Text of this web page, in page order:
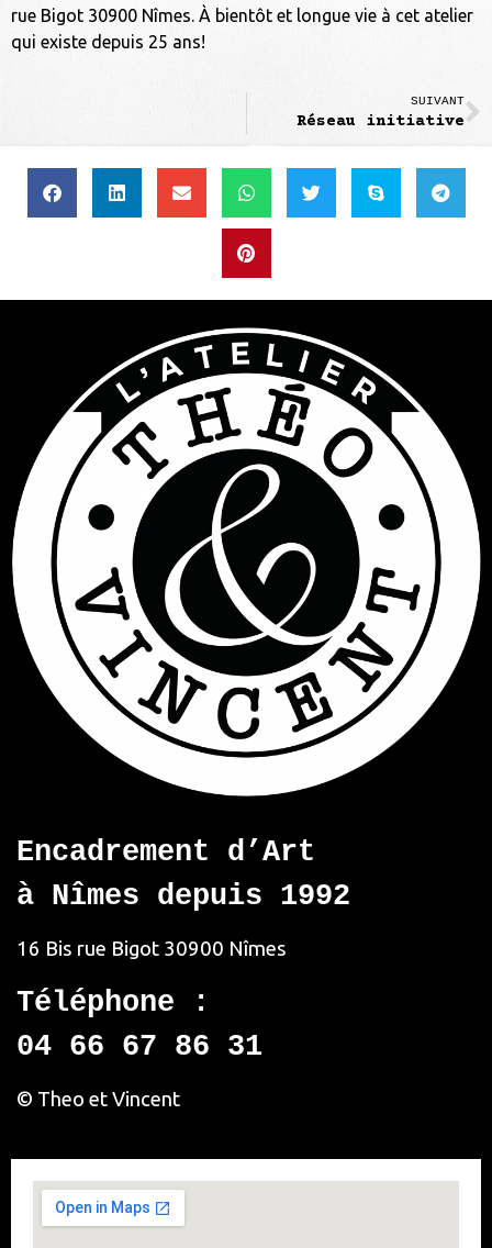
rue Bigot 30900 Nîmes. À bientôt et longue vie à cet atelier
qui existe depuis 25 ans!
SUIVANT
Réseau initiative
Encadrement d’Art
à Nîmes depuis 1992
16 Bis rue Bigot 30900 Nîmes
Téléphone :
04 66 67 86 31
© Theo et Vincent